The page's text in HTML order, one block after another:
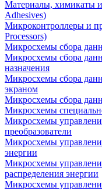
Материалы, химикаты и
Adhesives)
Микроконтроллеры и
Processors)
Микросхемы сбора
Микросхемы сбора
назначения
Микросхемы сбора
экраном
Микросхемы сбора
Микросхемы
Микросхемы
преобразователи
Микросхемы
энергии
Микросхемы
распределения энергии
Микросхемы